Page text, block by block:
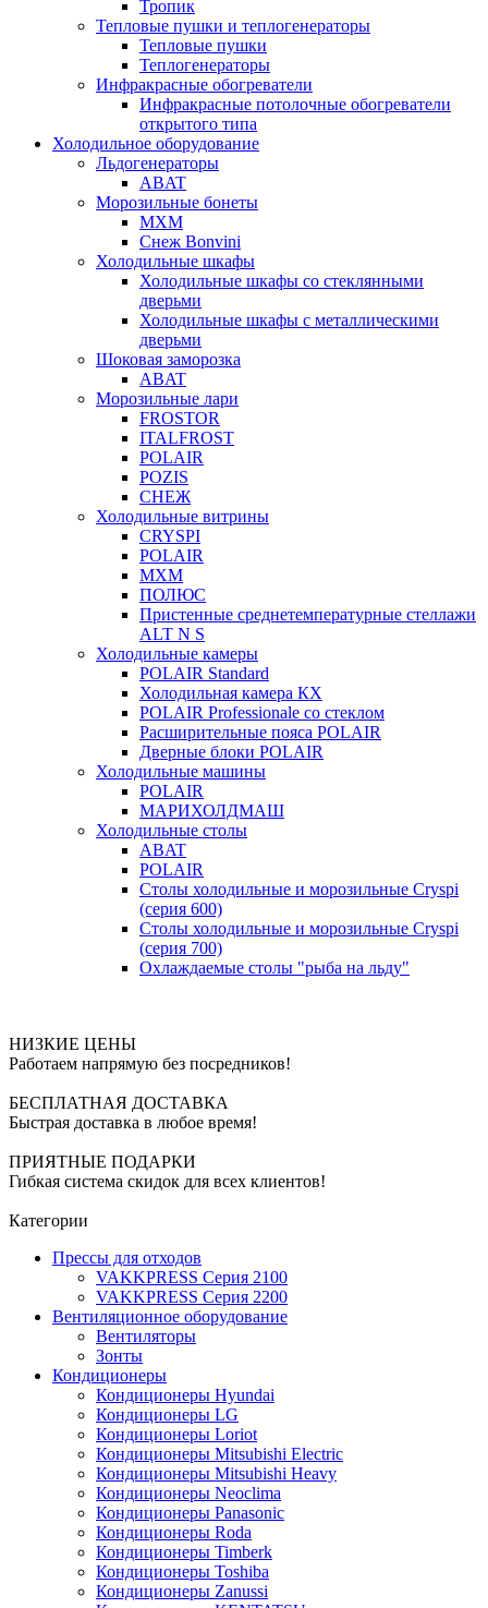
Тропик
Тепловые пушки и теплогенераторы
Тепловые пушки
Теплогенераторы
Инфракрасные обогреватели
Инфракрасные потолочные обогреватели
открытого типа
Холодильное оборудование
Льдогенераторы
ABAT
Морозильные бонеты
МХМ
Снеж Bonvini
Холодильные шкафы
Холодильные шкафы cо стеклянными
дверьми
Холодильные шкафы с металлическими
дверьми
Шоковая заморозка
ABAT
Морозильные лари
FROSTOR
ITALFROST
POLAIR
POZIS
СНЕЖ
Холодильные витрины
CRYSPI
POLAIR
МХМ
ПОЛЮС
Пристенные среднетемпературные стеллажи
ALT N S
Холодильные камеры
POLAIR Standard
Холодильная камера КХ
POLAIR Professionale со стеклом
Расширительные пояса POLAIR
Дверные блоки POLAIR
Холодильные машины
POLAIR
МАРИХОЛДМАШ
Холодильные столы
ABAT
POLAIR
Столы холодильные и морозильные Cryspi
(серия 600)
Столы холодильные и морозильные Cryspi
(серия 700)
Охлаждаемые столы "рыба на льду"
НИЗКИЕ ЦЕНЫ
Работаем напрямую без посредников!
БЕСПЛАТНАЯ ДОСТАВКА
Быстрая доставка в любое время!
ПРИЯТНЫЕ ПОДАРКИ
Гибкая система скидок для всех клиентов!
Категории
Прессы для отходов
VAKKPRESS Серия 2100
VAKKPRESS Серия 2200
Вентиляционное оборудование
Вентиляторы
Зонты
Кондиционеры
Кондиционеры Hyundai
Кондиционеры LG
Кондиционеры Loriot
Кондиционеры Mitsubishi Electric
Кондиционеры Mitsubishi Heavy
Кондиционеры Neoclima
Кондиционеры Panasonic
Кондиционеры Roda
Кондиционеры Timberk
Кондиционеры Toshiba
Кондиционеры Zanussi